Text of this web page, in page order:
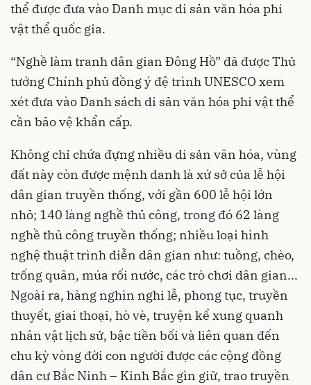
thể được đưa vào Danh mục di sản văn hóa phi
vật thể quốc gia.
“Nghề làm tranh dân gian Đông Hồ” đã được Thủ
tướng Chính phủ đồng ý đệ trình UNESCO xem
xét đưa vào Danh sách di sản văn hóa phi vật thể
cần bảo vệ khẩn cấp.
Không chỉ chứa đựng nhiều di sản văn hóa, vùng
đất này còn được mệnh danh là xứ sở của lễ hội
dân gian truyền thống, với gần 600 lễ hội lớn
nhỏ; 140 làng nghề thủ công, trong đó 62 làng
nghề thủ công truyền thống; nhiều loại hình
nghệ thuật trình diễn dân gian như: tuồng, chèo,
trống quân, múa rối nước, các trò chơi dân gian...
Ngoài ra, hàng nghìn nghi lễ, phong tục, truyền
thuyết, giai thoại, hò vè, truyện kể xung quanh
nhân vật lịch sử, bậc tiền bối và liên quan đến
chu kỳ vòng đời con người được các cộng đồng
dân cư Bắc Ninh – Kinh Bắc gìn giữ, trao truyền